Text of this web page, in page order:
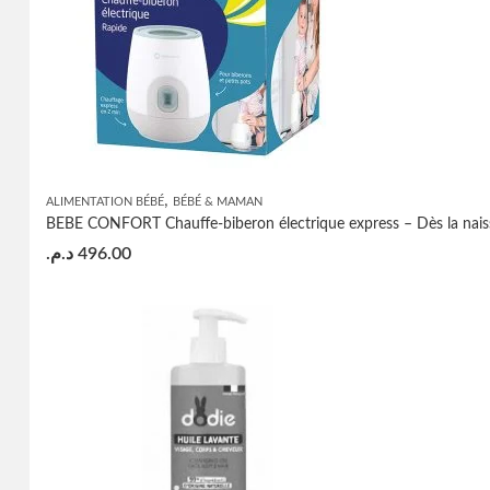
ALIMENTATION BÉBÉ, BÉBÉ & MAMAN
BEBE CONFORT Chauffe-biberon électrique express – Dès la
496.00 د.م.